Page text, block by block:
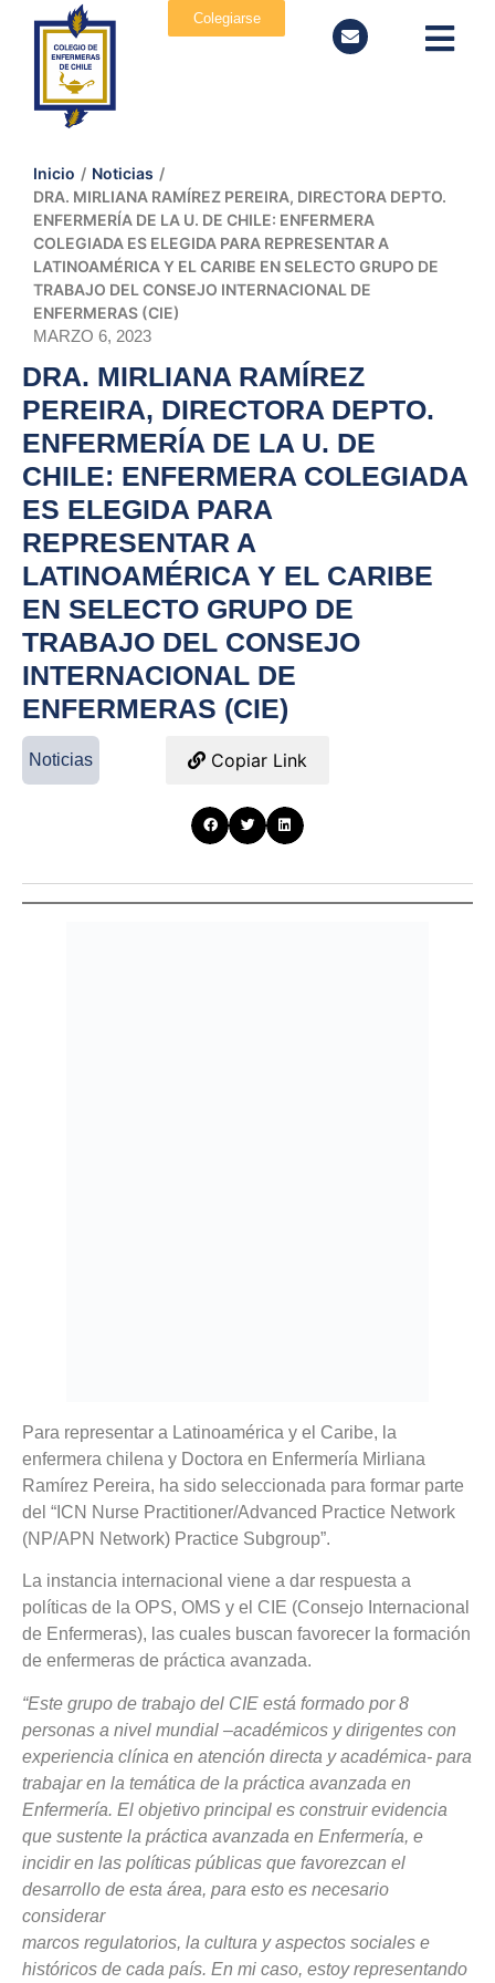
Colegiarse
Inicio / Noticias /
DRA. MIRLIANA RAMÍREZ PEREIRA, DIRECTORA DEPTO.
ENFERMERÍA DE LA U. DE CHILE: ENFERMERA
COLEGIADA ES ELEGIDA PARA REPRESENTAR A
LATINOAMÉRICA Y EL CARIBE EN SELECTO GRUPO DE
TRABAJO DEL CONSEJO INTERNACIONAL DE
ENFERMERAS (CIE)
MARZO 6, 2023
DRA. MIRLIANA RAMÍREZ
PEREIRA, DIRECTORA DEPTO.
ENFERMERÍA DE LA U. DE
CHILE: ENFERMERA COLEGIADA
ES ELEGIDA PARA
REPRESENTAR A
LATINOAMÉRICA Y EL CARIBE
EN SELECTO GRUPO DE
TRABAJO DEL CONSEJO
INTERNACIONAL DE
ENFERMERAS (CIE)
Noticias Copiar Link
Para representar a Latinoamérica y el Caribe, la
enfermera chilena y Doctora en Enfermería Mirliana
Ramírez Pereira, ha sido seleccionada para formar parte
del “ICN Nurse Practitioner/Advanced Practice Network
(NP/APN Network) Practice Subgroup”.
La instancia internacional viene a dar respuesta a
políticas de la OPS, OMS y el CIE (Consejo Internacional
de Enfermeras), las cuales buscan favorecer la formación
de enfermeras de práctica avanzada.
“Este grupo de trabajo del CIE está formado por 8
personas a nivel mundial –académicos y dirigentes con
experiencia clínica en atención directa y académica- para
trabajar en la temática de la práctica avanzada en
Enfermería. El objetivo principal es construir evidencia
que sustente la práctica avanzada en Enfermería, e
incidir en las políticas públicas que favorezcan el
desarrollo de esta área, para esto es necesario
considerar
marcos regulatorios, la cultura y aspectos sociales e
históricos de cada país. En mi caso, estoy representando